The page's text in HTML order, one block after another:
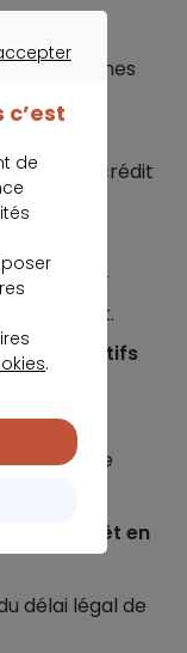
démarches
un crédit
pour
du crédit.
justificatifs
de
de prêt en
délai légal de
c’est
de
.